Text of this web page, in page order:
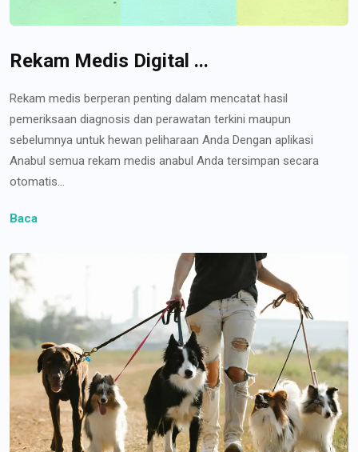
Rekam Medis Digital ...
Rekam medis berperan penting dalam mencatat hasil
pemeriksaan diagnosis dan perawatan terkini maupun
sebelumnya untuk hewan peliharaan Anda Dengan aplikasi
Anabul semua rekam medis anabul Anda tersimpan secara
otomatis...
Baca